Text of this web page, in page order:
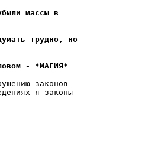
массы в
трудно, но
- *МАГИЯ*
законов
я законы